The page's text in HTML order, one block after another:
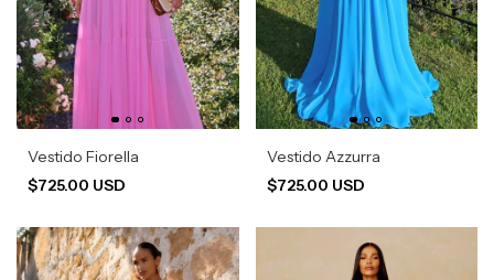
Vestido Fiorella
$725.00 USD
Vestido Azzurra
$725.00 USD